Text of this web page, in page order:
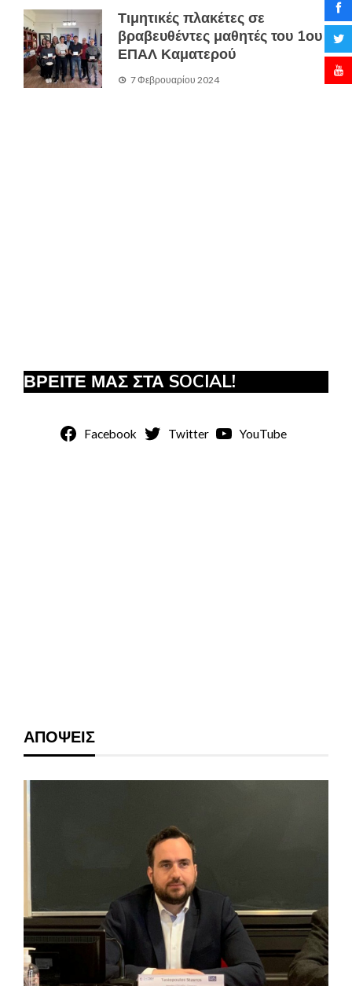
Τιμητικές πλακέτες σε
βραβευθέντες μαθητές του 1ου
ΕΠΑΛ Καματερού
7 Φεβρουαρίου 2024
ΒΡΕΙΤΕ ΜΑΣ ΣΤΑ SOCIAL!
Facebook Twitter YouTube
ΑΠΟΨΕΙΣ